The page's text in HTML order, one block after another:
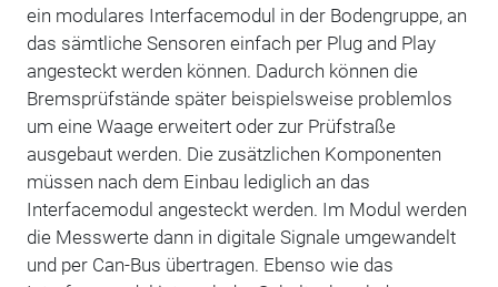
ein modulares Interfacemodul in der Bodengruppe, an
das sämtliche Sensoren einfach per Plug and Play
angesteckt werden können. Dadurch können die
Bremsprüfstände später beispielsweise problemlos
um eine Waage erweitert oder zur Prüfstraße
ausgebaut werden. Die zusätzlichen Komponenten
müssen nach dem Einbau lediglich an das
Interfacemodul angesteckt werden. Im Modul werden
die Messwerte dann in digitale Signale umgewandelt
und per Can-Bus übertragen. Ebenso wie das